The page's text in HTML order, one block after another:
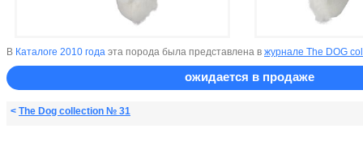
В Каталоге 2010 года эта порода была представлена в журнале The DOG
ожидается в продаже
< The Dog collection № 31